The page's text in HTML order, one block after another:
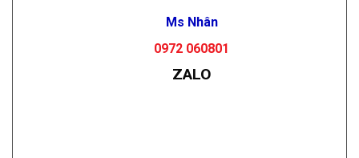
Ms Nhân
0972 060801
ZALO